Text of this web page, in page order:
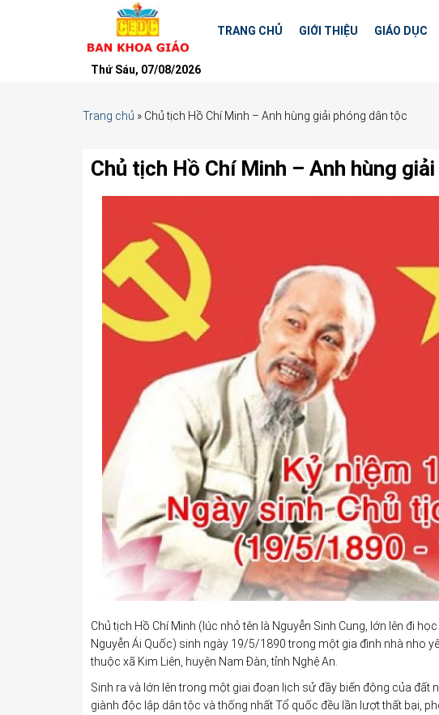
TRANG CHỦ GIỚI THIỆU GIÁO DỤC
Thứ Sáu, 07/08/2026
Trang chủ » Chủ tịch Hồ Chí Minh – Anh hùng giải phóng dân tộc
Chủ tịch Hồ Chí Minh – Anh hùng
Chủ tịch Hồ Chí Minh (lúc nhỏ tên là Nguyễn Sinh Cung, lớn lên đi
Nguyễn Ái Quốc) sinh ngày 19/5/1890 trong một gia đình nhà nho
thuộc xã Kim Liên, huyện Nam Đàn, tỉnh Nghệ An.
Sinh ra và lớn lên trong một giai đoạn lịch sử đầy biến động của
giành độc lập dân tộc và thống nhất Tổ quốc đều lần lượt thất bại,